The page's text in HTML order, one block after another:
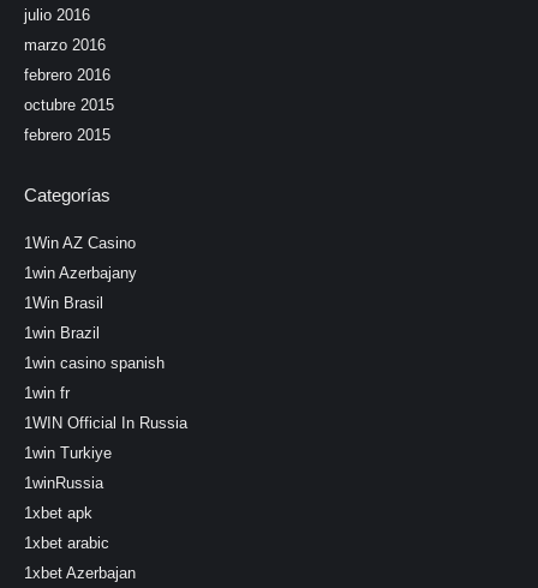
julio 2016
marzo 2016
febrero 2016
octubre 2015
febrero 2015
Categorías
1Win AZ Casino
1win Azerbajany
1Win Brasil
1win Brazil
1win casino spanish
1win fr
1WIN Official In Russia
1win Turkiye
1winRussia
1xbet apk
1xbet arabic
1xbet Azerbajan